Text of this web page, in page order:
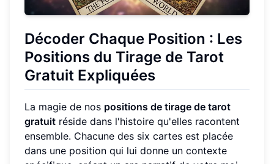
Décoder Chaque Position : Les
Positions du Tirage de Tarot
Gratuit Expliquées
La magie de nos positions de tirage de tarot
gratuit réside dans l'histoire qu'elles racontent
ensemble. Chacune des six cartes est placée
dans une position qui lui donne un contexte